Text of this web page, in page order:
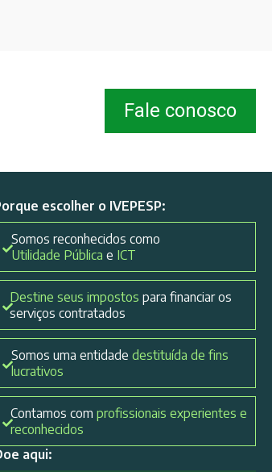
Fale conosco
escolher o IVEPESP:
Somos reconhecidos como
Utilidade Pública e ICT
Destine seus impostos para financiar os
serviços contratados
Somos uma entidadedestituída de fins
lucrativos
Contamos com profissionais experientes e
reconhecidos
aqui: